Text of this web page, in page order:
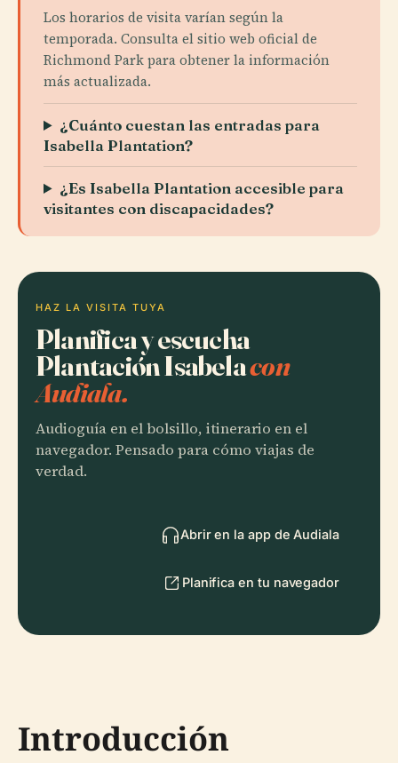
Los horarios de visita varían según la
temporada. Consulta el sitio web oficial de
Richmond Park para obtener la información
más actualizada.
¿Cuánto cuestan las entradas para
Isabella Plantation?
¿Es Isabella Plantation accesible para
visitantes con discapacidades?
HAZ LA VISITA TUYA
Planifica y escucha
Plantación Isabelacon
Audiala.
Audioguía en el bolsillo, itinerario en el
navegador. Pensado para cómo viajas de
verdad.
Abrir en la app de Audiala
Planifica en tu navegador
Introducción